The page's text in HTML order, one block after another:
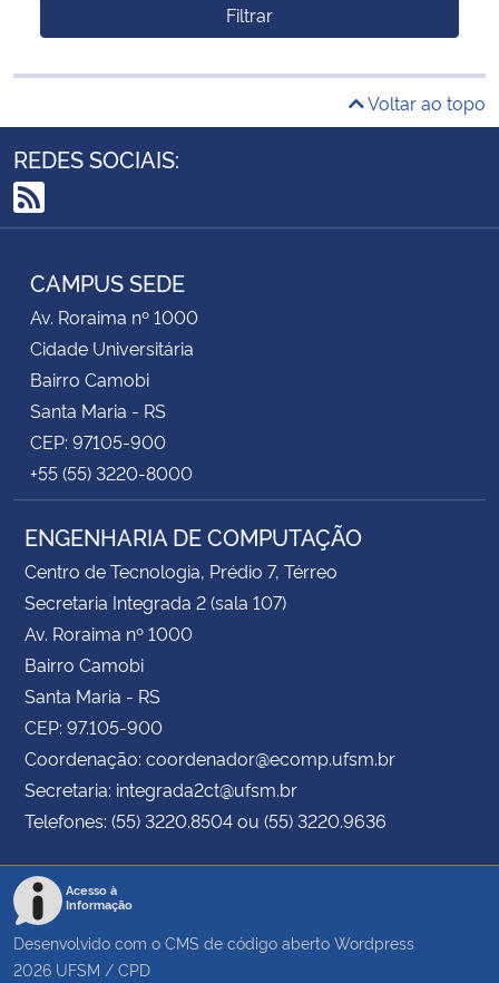
Filtrar
Voltar ao topo
REDES SOCIAIS:
RSS
CAMPUS SEDE
Av. Roraima nº 1000
Cidade Universitária
Bairro Camobi
Santa Maria - RS
CEP: 97105-900
+55 (55) 3220-8000
ENGENHARIA DE COMPUTAÇÃO
Centro de Tecnologia, Prédio 7, Térreo
Secretaria Integrada 2 (sala 107)
Av. Roraima nº 1000
Bairro Camobi
Santa Maria - RS
CEP: 97.105-900
Coordenação: coordenador@ecomp.ufsm.br
Secretaria: integrada2ct@ufsm.br
Telefones: (55) 3220.8504 ou (55) 3220.9636
Acesso à
Informação
Desenvolvido com o CMS de código aberto Wordpress
2026 UFSM / CPD